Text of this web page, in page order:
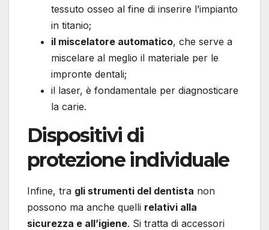
tessuto osseo al fine di inserire l’impianto
in titanio;
il miscelatore automatico, che serve a
miscelare al meglio il materiale per le
impronte dentali;
il laser, è fondamentale per diagnosticare
la carie.
Dispositivi di
protezione individuale
Infine, tra gli strumenti del dentista non
possono ma anche quelli relativi alla
sicurezza e all’igiene. Si tratta di accessori